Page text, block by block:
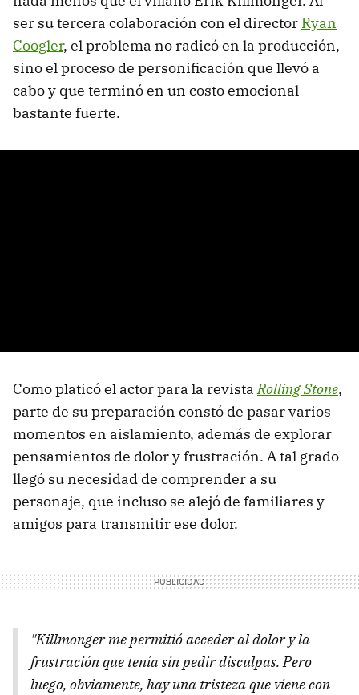
ser su tercera colaboración con el director Ryan
Coogler, el problema no radicó en la producción,
sino el proceso de personificación que llevó a
cabo y que terminó en un costo emocional
bastante fuerte.
Como platicó el actor para la revistaRolling Stone,
parte de su preparación constó de pasar varios
momentos en aislamiento, además de explorar
pensamientos de dolor y frustración. A tal grado
llegó su necesidad de comprender a su
personaje, que incluso se alejó de familiares y
amigos para transmitir ese dolor.
"Killmonger me permitió acceder al dolor y la
frustración que tenía sin pedir disculpas. Pero
luego, obviamente, hay una tristeza que viene con